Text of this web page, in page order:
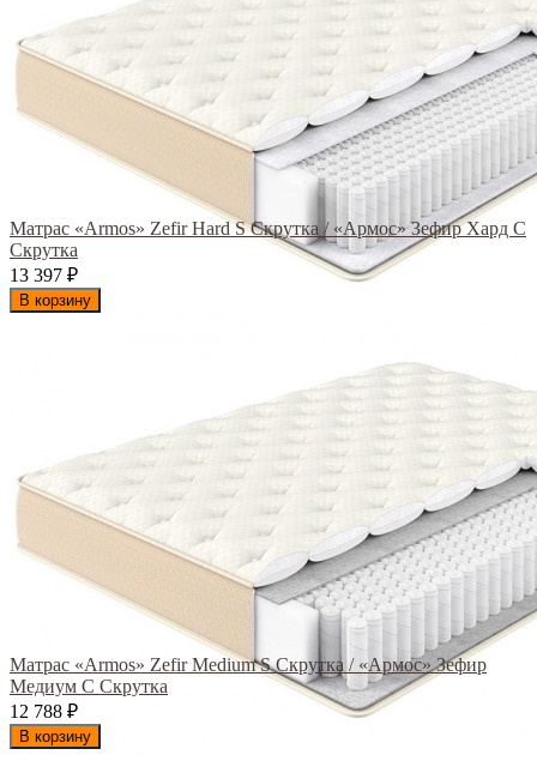
Матрас «Armos» Zefir Hard S Скрутка / «Армос» Зефир Хард С
Скрутка
13 397 ₽
В корзину
Матрас «Armos» Zefir Medium S Скрутка / «Армос» Зефир
Медиум С Скрутка
12 788 ₽
В корзину